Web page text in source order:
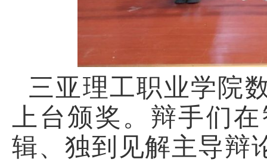
三亚理工职业学院
上台颁奖。辩手们
辑、独到见解主导辩